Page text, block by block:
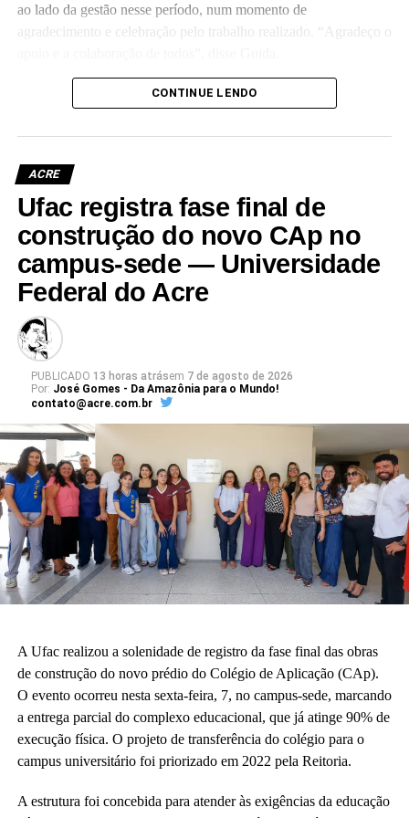
ao lado da gestão nesse período, num momento de
agradecimento e celebração pelo trabalho realizado. “Agradeço o
(Camila Barbosa, estagiária Ascom/Ufac)
Leia Mais: UFAC
CONTINUE LENDO
ACRE
Ufac registra fase final de
construção do novo CAp no
campus-sede — Universidade
Federal do Acre
PUBLICADO 13 horas atrásem 7 de agosto de 2026
Por: José Gomes - Da Amazônia para o Mundo!
contato@acre.com.br
A Ufac realizou a solenidade de registro da fase final das obras
de construção do novo prédio do Colégio de Aplicação (CAp).
O evento ocorreu nesta sexta-feira, 7, no campus-sede, marcando
a entrega parcial do complexo educacional, que já atinge 90% de
execução física. O projeto de transferência do colégio para o
campus universitário foi priorizado em 2022 pela Reitoria.
A estrutura foi concebida para atender às exigências da educação